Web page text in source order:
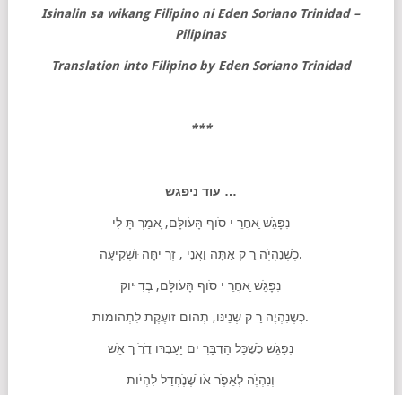
Isinalin sa wikang Filipino ni Eden Soriano Trinidad –
Pilipinas
Translation into Filipino by Eden Soriano Trinidad
***
עוד ניפגש …
נִפָּגֵׁש ַאחֲרֵ י סֹוף הָּעֹולָּם, ָאמַרְ תָּ לִי
כְׁשֶׁנִהְיֶׁה רַ ק אַתָּה וַאֲנִי , זְרִ יחָּה ּוׁשְקִיעָּה.
נִפָּגֵׁש ַאחֲרֵ י סֹוף הָּעֹולָּם, בְדִ ּיּוק
כְׁשֶׁנִהְיֶׁה רַ ק ׁשְנֵינּו, תְהֹום זֹועֶׁקֶׁת לִתְהֹומֹות.
נִפָּגֵׁש כְׁשֶׁכָּל הַדְבָּרִ ים יַעַבְרּו דֶׁרֶׁ ְך אֵׁש
וְנִהְיֶׁה לְאֵפֶׁר אֹו ׁשֶׁנֶׁחְדַל לִהְיֹות